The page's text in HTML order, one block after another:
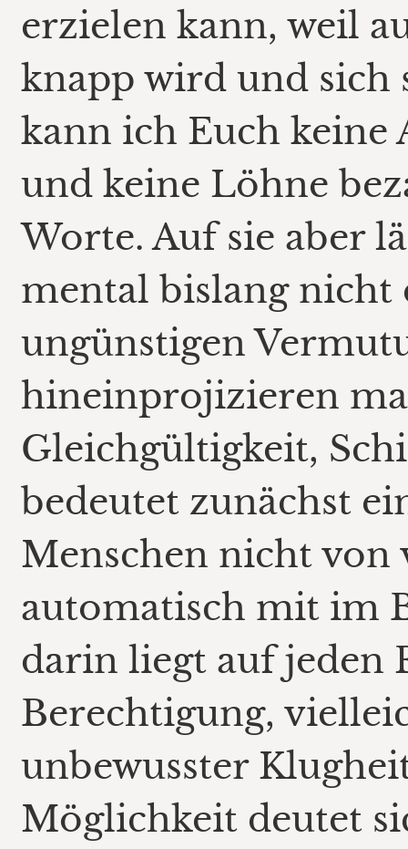
erzielen kann, weil
knapp wird und sich
kann ich Euch keine
und keine Löhne
Worte. Auf sie aber
mental bislang nicht
ungünstigen
hineinprojizieren
Gleichgültigkeit,
bedeutet zunächst
Menschen nicht
automatisch mit im
darin liegt auf jeden
Berechtigung,
unbewusster
Möglichkeit deutet